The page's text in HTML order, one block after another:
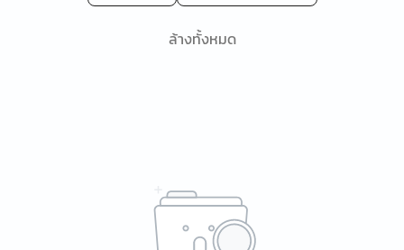
ล้างทั้งหมด